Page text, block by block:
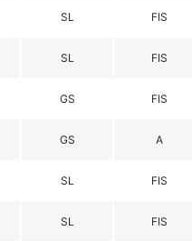
SL FIS
SL FIS
GS FIS
GS A
SL FIS
SL FIS